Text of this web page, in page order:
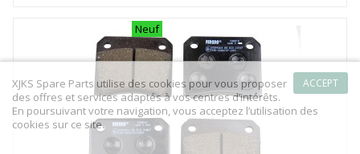
Neuf
ACCEPT
XJKS Spare Parts utilise des cookies pour vous proposer
des offres et services adaptés à vos centres d’intérêts.
En poursuivant votre navigation, vous acceptez l’utilisation des
cookies sur ce site.